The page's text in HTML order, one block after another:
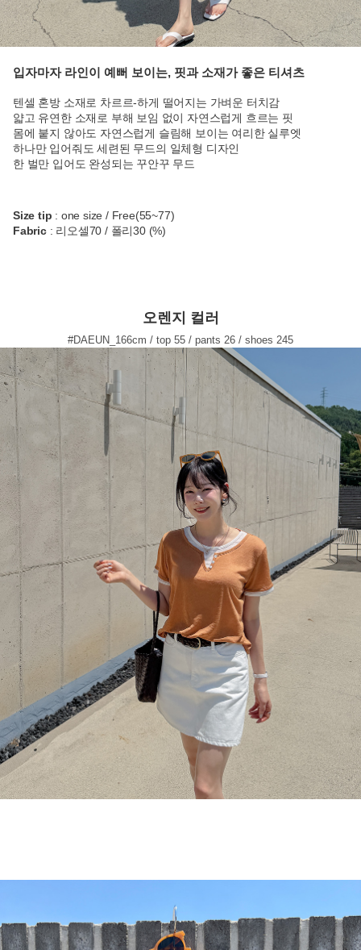
입자마자 라인이 예뻐 보이는, 핏과 소재가 좋은 티셔츠
텐셀 혼방 소재로 차르르-하게 떨어지는 가벼운 터치감
얇고 유연한 소재로 부해 보임 없이 자연스럽게 흐르는 핏
몸에 붙지 않아도 자연스럽게 슬림해 보이는 여리한 실루엣
하나만 입어줘도 세련된 무드의 일체형 디자인
한 벌만 입어도 완성되는 꾸안꾸 무드
Size tip : one size / Free(55~77)
Fabric: 리오셀70 / 폴리30 (%)
오렌지 컬러
#DAEUN_166cm / top 55 / pants 26 / shoes 245